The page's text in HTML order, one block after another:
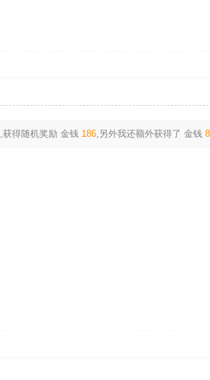
,获得随机奖励金钱 186,另外我还额外获得了 金钱8